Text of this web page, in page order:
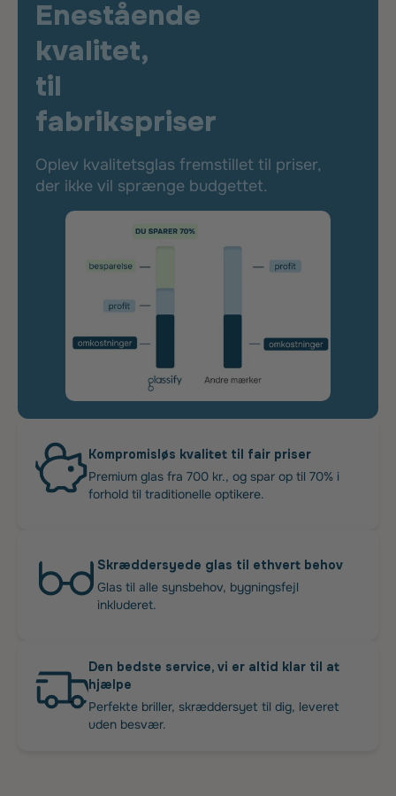
Enestående
kvalitet,
til
fabrikspriser
Oplev kvalitetsglas fremstillet til priser,
der ikke vil sprænge budgettet.
Kompromisløs kvalitet til fair priser
Premium glas fra 700 kr., og spar op til 70% i
forhold til traditionelle optikere.
Skræddersyede glas til ethvert behov
Glas til alle synsbehov, bygningsfejl
inkluderet.
Den bedste service, vi er altid klar til at
hjælpe
Perfekte briller, skræddersyet til dig, leveret
uden besvær.